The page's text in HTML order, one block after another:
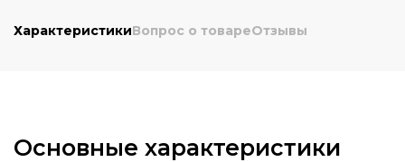
ХарактеристикиВопрос о товареОтзывы
Основные характеристики